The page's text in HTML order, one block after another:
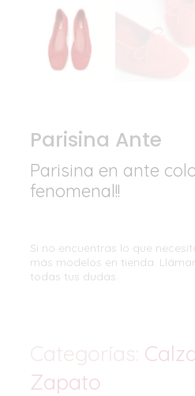
Parisina Ante
Parisina en ante
fenomenal!!
Si no encuentras lo que
más modelos en tienda.
todas tus dudas.
Zapato